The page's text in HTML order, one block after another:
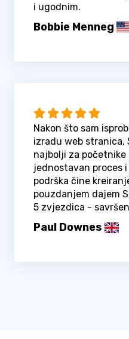
i ugodnim.
Bobbie Menneg
Nakon što sam
izradu web stranica,
najbolji za
jednostavan proces
podrška čine
pouzdanjem dajem
5 zvjezdica -
Paul Downes